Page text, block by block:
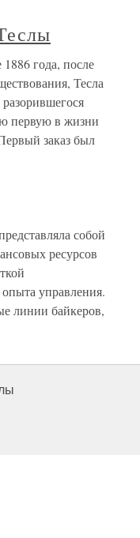
года, после
Тесла
первую в жизни
заказ был
собой
ресурсов
управления.
линии байкеров,